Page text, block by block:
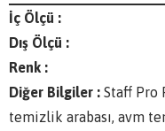
İç Ölçü :
Dış Ölçü :
Renk :
Diğer Bilgiler : Staff Pro
temizlik arabası, avm